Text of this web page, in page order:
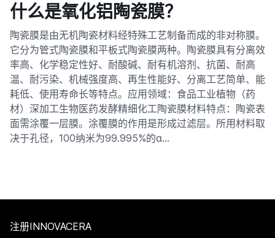
什么是氧化铝陶瓷膜？
陶瓷膜是由无机陶瓷材料经特殊工艺制备而成的非对称膜。
它分为管式陶瓷膜和平板式陶瓷膜两种。陶瓷膜具有分离效
率高、化学稳定性好、耐酸碱、耐有机溶剂、抗菌、耐高
温、耐污染、机械强度高、再生性能好、分离工艺简单、能
耗低、使用寿命长等特点。应用领域：食品工业植物（药
材）深加工生物医药发酵精细化工陶瓷膜材料特点：陶瓷表
面需涂覆一层膜。涂覆膜的作用是形成过滤层。所用材料取
决于孔径，100纳米为99.995%的α…
注册INNOVACERA